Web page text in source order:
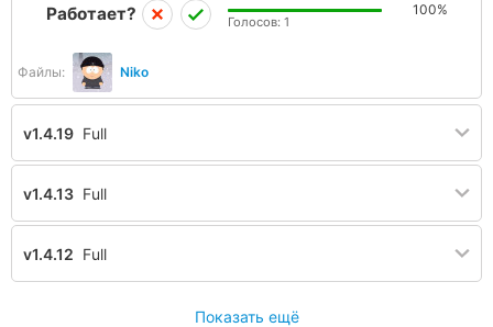
Файлы: Niko
Работает? 100%
Голосов: 1
v1.4.19 Full
v1.4.13 Full
v1.4.12 Full
Показать ещё